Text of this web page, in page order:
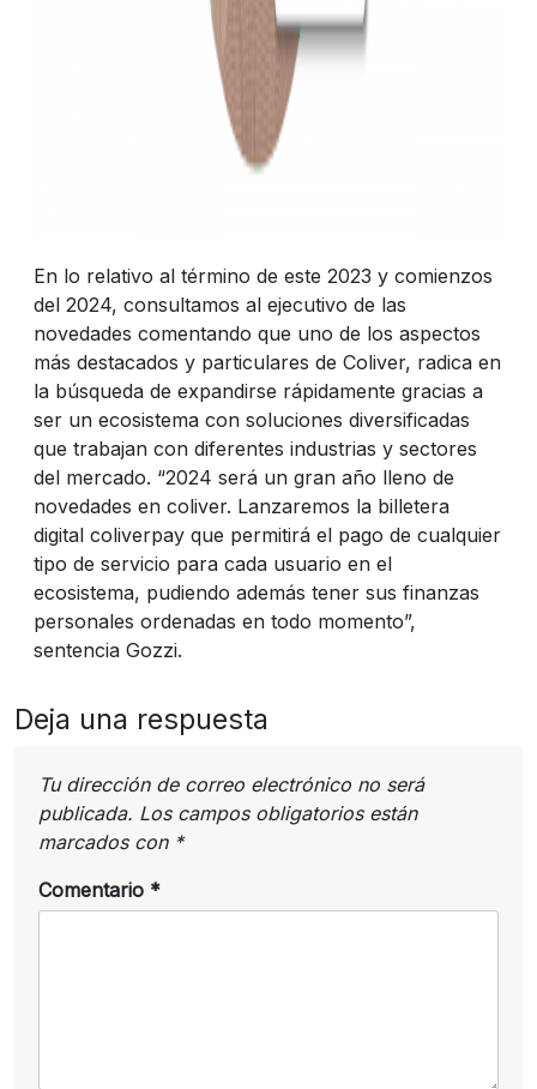
En lo relativo al término de este 2023 y comienzos
del 2024, consultamos al ejecutivo de las
novedades comentando que uno de los aspectos
más destacados y particulares de Coliver, radica en
la búsqueda de expandirse rápidamente gracias a
ser un ecosistema con soluciones diversificadas
que trabajan con diferentes industrias y sectores
del mercado. “2024 será un gran año lleno de
novedades en coliver. Lanzaremos la billetera
digital coliverpay que permitirá el pago de cualquier
tipo de servicio para cada usuario en el
ecosistema, pudiendo además tener sus finanzas
personales ordenadas en todo momento”,
sentencia Gozzi.
Deja una respuesta
Tu dirección de correo electrónico no será
publicada. Los campos obligatorios están
marcados con *
Comentario *